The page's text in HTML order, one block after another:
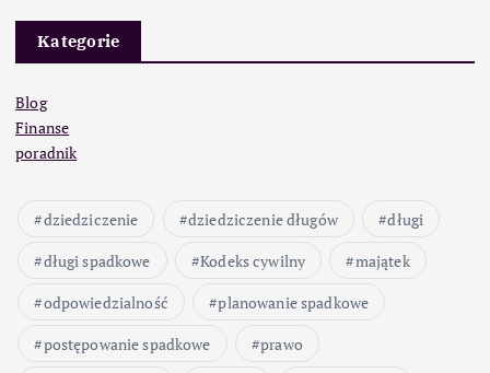
Kategorie
Blog
Finanse
poradnik
dziedziczenie dziedziczenie długów
długi
długi spadkowe
Kodeks cywilny
majątek
odpowiedzialność
planowanie spadkowe
postępowanie spadkowe
prawo